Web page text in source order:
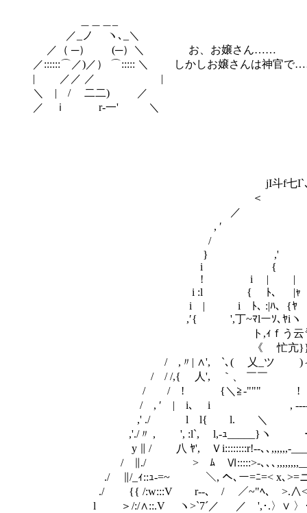
／_ノ ヽ､_＼
／（ ─） (─）＼ お、お嬢さん……
／::::::⌒／)／） ⌒::::: ＼ しかしお嬢さんは神官で
| ／／ ／ |
＼ | / 二二) ／
／ ｉ r‐一' ＼
jI斗f七I`､~"`‐-=こ
＜
／
, ′
/
}
i {
! i | | ', l
i :l { ﾄ、 |ｬ } / } | }
i | i ﾄ､ :|ﾊ、{ﾔ
,′{ ',丁~ﾏlーｿ､ﾔiヽ /-!ｲ‐jﾌ~
ト,ｨｆう云㍉ヽj} ﾉｨｆう云㍉
《 忙亢}} ﾘ ／ 忙亢}} 》}
/ ,〃| ∧', `､(ゝ 乂_ツ )ィ
/ / /,{ 人', ｀、 ￣￣
/ / ! {＼≧-""" ! """ｰ
/ , ′ | i､ i ゝ , -‐‐-､
,' ./ l l{ l. ＼ ｔ ﾉ
,'./〃 , ', :l`, l,-ｭ_____}ヽ
y ∥ / 八 ﾔ', Ｖi::::::::r!‐-､､,,,,,,-
/ ∥./ >ゝﾑ Ⅵ:::::>-､､､
./ ∥/_ｨ::ｭ‐=~ ＼, へ､ー=ﾆ=< x､>=ニ
./ {{ /:w:::V r--､ / ／~"ﾍ､
l ＞/:/∧::.V ヽ>`7´／ ／ ',･.〉∨ 〉･〈,'